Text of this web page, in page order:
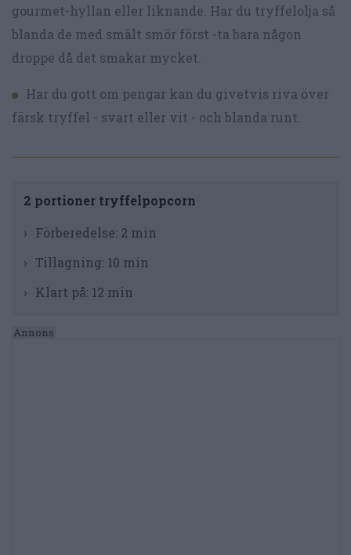
gourmet-hyllan eller liknande. Har du tryffelolja så
blanda de med smält smör först -ta bara någon
droppe då det smakar mycket.
Har du gott om pengar kan du givetvis riva över
färsk tryffel - svart eller vit - och blanda runt.
2 portioner tryffelpopcorn
Förberedelse: 2 min
Tillagning: 10 min
Klart på: 12 min